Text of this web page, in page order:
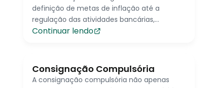
definição de metas de inflação até a
regulação das atividades bancárias,
passando pelo controle da oferta monetária
Continuar lendo
Consignação Compulsória
A consignação compulsória não apenas